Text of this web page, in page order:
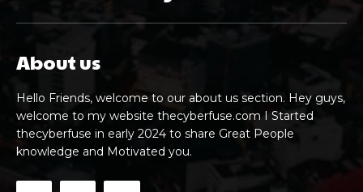
About us
Hello Friends, welcome to our about us section. Hey guys,
welcome to my website thecyberfuse.com I Started
thecyberfuse in early 2024 to share Great People
knowledge and Motivated you.